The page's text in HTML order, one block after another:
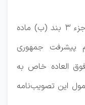
نکته: در صورت تصویب طرح اصلاح جزء 3 بند (ب) ماده
پیشرفت جمهوری
العاده خاص به
این تصویب‌نامه